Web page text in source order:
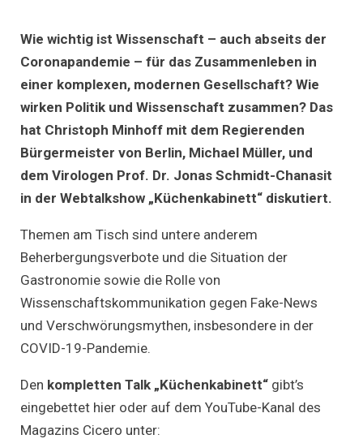
Wie
arbeiten
und
Michael
Müller
Virologe
Wie wichtig ist Wissenschaft – auch abseits der
Coronapandemie – für das Zusammenleben in
einer komplexen, modernen Gesellschaft? Wie
wirken Politik und Wissenschaft zusammen? Das
hat Christoph Minhoff mit dem Regierenden
Bürgermeister von Berlin, Michael Müller, und
dem Virologen Prof. Dr. Jonas Schmidt-Chanasit
in der Webtalkshow „Küchenkabinett“ diskutiert.
Themen am Tisch sind untere anderem
Beherbergungsverbote und die Situation der
Gastronomie sowie die Rolle von
Wissenschaftskommunikation gegen Fake-News
und Verschwörungsmythen, insbesondere in der
COVID-19-Pandemie.
Den kompletten Talk „Küchenkabinett“ gibt’s
eingebettet hier oder auf dem YouTube-Kanal des
Magazins Cicero unter: